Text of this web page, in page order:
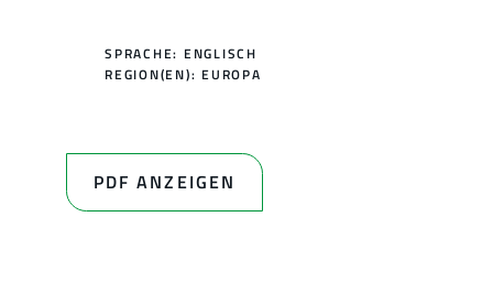
SPRACHE: ENGLISCH
REGION(EN): EUROPA
PDF ANZEIGEN